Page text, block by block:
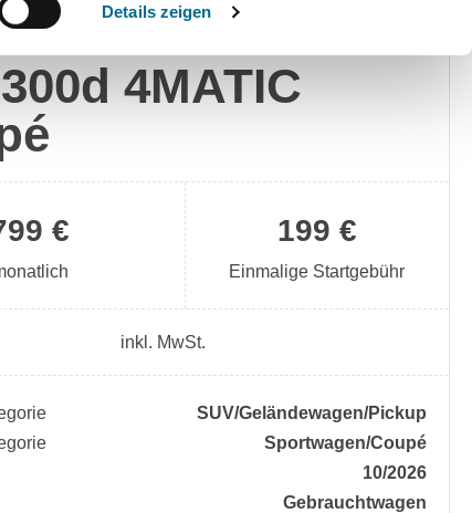
Details zeigen
Benz
4MATIC
199 €
Einmalige Startgebühr
€
inkl. MwSt.
SUV/​Geländewagen/​Pickup
Sportwagen/​Coupé
10/2026
Gebrauchtwagen